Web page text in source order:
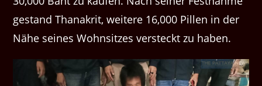
gestand Thanakrit, weitere 16,000 Pillen in der
Nähe seines Wohnsitzes versteckt zu haben.